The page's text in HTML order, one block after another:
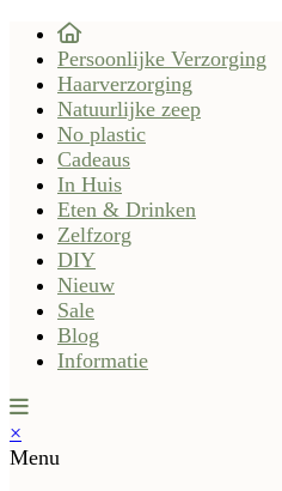
Persoonlijke Verzorging
Haarverzorging
Natuurlijke zeep
No plastic
Cadeaus
In Huis
Eten & Drinken
Zelfzorg
DIY
Nieuw
Sale
Blog
Informatie
×
Menu